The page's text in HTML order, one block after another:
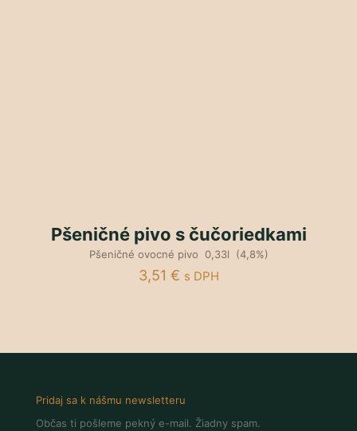
Pšeničné pivo s čučoriedkami
Pšeničné ovocné pivo 0,33l (4,8%)
3,51 € s DPH
Pridaj sa k nášmu newsletteru
Občas ti pošleme pekný e-mail. Žiadny spam.